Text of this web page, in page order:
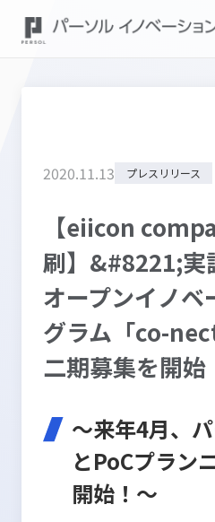
2020.11.13 プレスリリース
【eiicon
刷】&#8221;
オープンイノベ
グラム「co-
二期募集を開始
～来年4月、
とPoCプラン
開始！～